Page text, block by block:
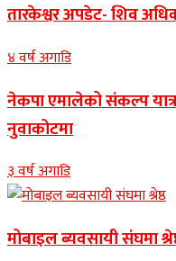
तारकेश्वर अपडेट- शिव
४ वर्ष अगाडि
नेकपा एमालेको संकल्प
नुवाकोटमा
३ वर्ष अगाडि
मोबाइल ब्यवसायी संघमा